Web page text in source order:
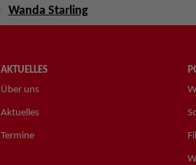
Wanda Starling
AKTUELLES
Über uns
Aktuelles
Termine